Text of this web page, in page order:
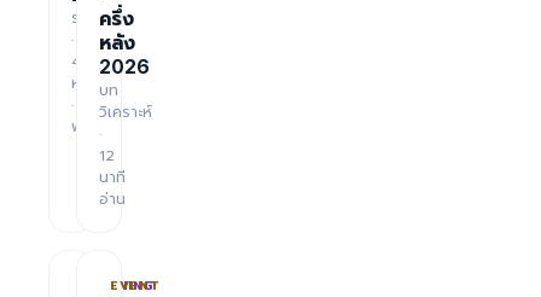
รายงาน
·
48
หน้า
·
ฟรี
ครึ่ง
หลัง
2026
บท
วิเคราะห์
·
12
นาที
อ่าน
TRAINING
EVENT